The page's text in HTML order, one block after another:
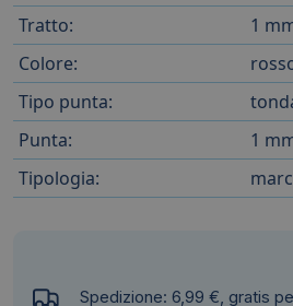
Tratto:
1
Colore:
Tipo punta:
Punta:
1
Tipologia:
Spedizione: 6,99 €, gratis